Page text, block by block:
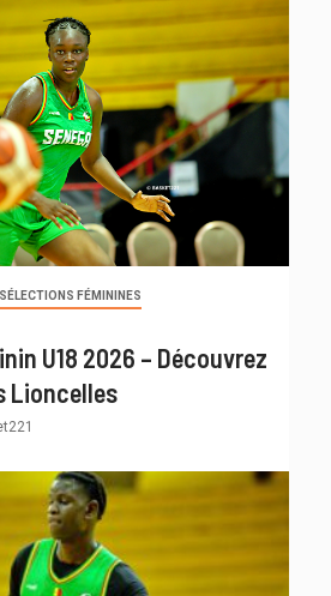
SÉLECTIONS FÉMININES
U18 2026 – Découvrez
Lioncelles